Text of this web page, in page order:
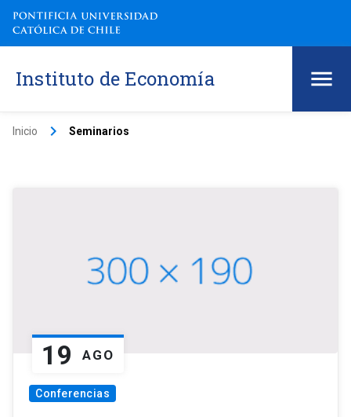
Instituto de Economía
Inicio keyboard_arrow_right Seminarios
19 AGO
Conferencias